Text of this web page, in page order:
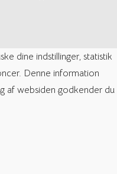
dine indstillinger, statistik
Denne information
af websiden godkender du